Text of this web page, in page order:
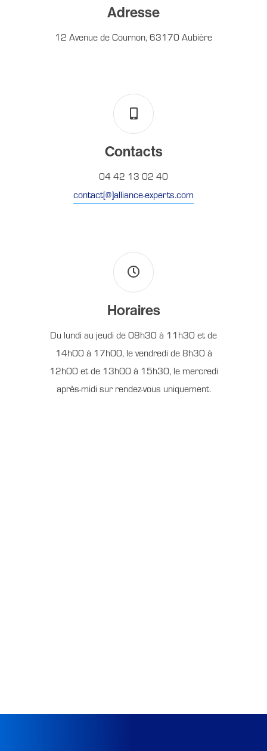
Adresse
12 Avenue de Cournon, 63170 Aubière
Contacts
04 42 13 02 40
contact[@]alliance-experts.com
Horaires
Du lundi au jeudi de 08h30 à 11h30 et de
14h00 à 17h00, le vendredi de 8h30 à
12h00 et de 13h00 à 15h30, le mercredi
après-midi sur rendez-vous uniquement.